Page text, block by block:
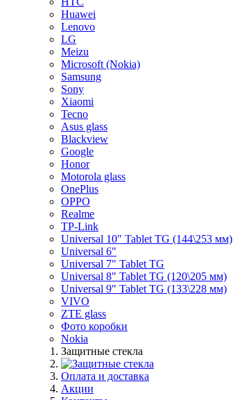
Huawei
Lenovo
LG
Meizu
Microsoft (Nokia)
Samsung
Sony
Xiaomi
Tecno
Asus glass
Blackview
Google
Honor
Motorola glass
OnePlus
OPPO
Realme
TP-Link
Universal 10" Tablet TG (144\253 мм)
Universal 6"
Universal 7" Tablet TG
Universal 8" Tablet TG (120\205 мм)
Universal 9" Tablet TG (133\228 мм)
VIVO
ZTE glass
Фото коробки
Nokia
Защитные стекла
Оплата и доставка
Акции